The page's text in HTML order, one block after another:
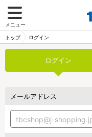
メニュー
トップ ログイン
ログイン
メールアドレス